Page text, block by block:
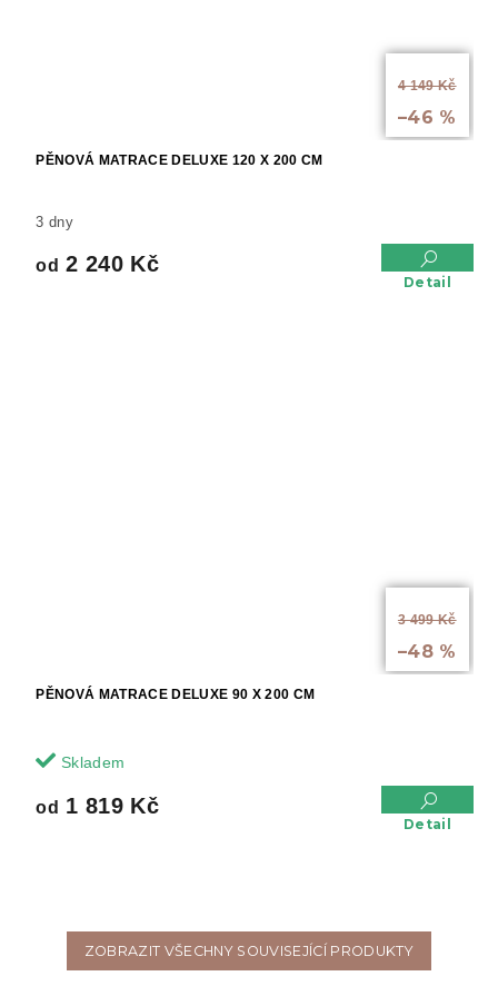
4 149 Kč
–46 %
PĚNOVÁ MATRACE DELUXE 120 X 200 CM
3 dny
od 2 240 Kč
Detail
3 499 Kč
–48 %
PĚNOVÁ MATRACE DELUXE 90 X 200 CM
Skladem
od 1 819 Kč
Detail
ZOBRAZIT VŠECHNY SOUVISEJÍCÍ PRODUKTY